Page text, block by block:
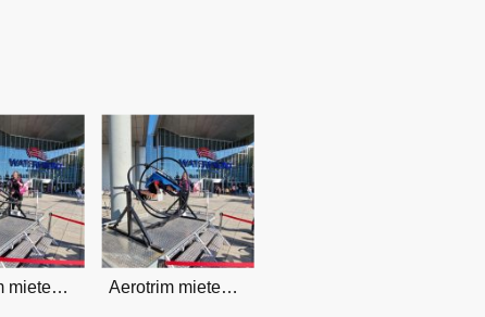
Aerotrim mieten Bremen, OHZ und Umland Aerotrim mieten Bremen, OHZ und Umland